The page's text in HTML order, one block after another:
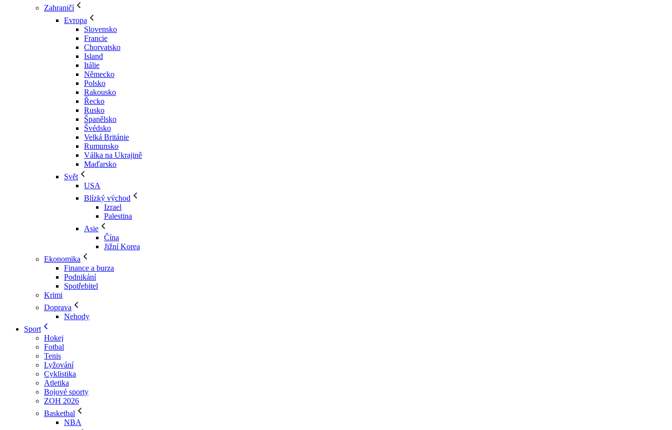
Zahraničí
Evropa
Slovensko
Francie
Chorvatsko
Island
Itálie
Německo
Polsko
Rakousko
Řecko
Rusko
Španělsko
Švédsko
Velká Británie
Rumunsko
Válka na Ukrajině
Maďarsko
Svět
USA
Blízký východ
Izrael
Palestina
Asie
Čína
Jižní Korea
Ekonomika
Finance a burza
Podnikání
Spotřebitel
Krimi
Doprava
Nehody
Sport
Hokej
Fotbal
Tenis
Lyžování
Cyklistika
Atletika
Bojové sporty
ZOH 2026
Basketbal
NBA